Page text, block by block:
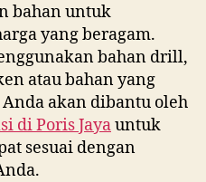
bahan untuk
yang beragam.
bahan drill,
atau bahan yang
akan dibantu oleh
diPoris Jayauntuk
sesuai dengan